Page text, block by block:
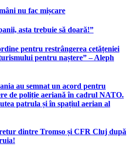
nu fac mișcare
asta trebuie să doară!”
pentru restrângerea cetățeniei
pentru naștere” – Aleph
au semnat un acord pentru
de poliție aeriană în cadrul NATO.
patrula și în spațiul aerian al
dintre Tromso și CFR Cluj după